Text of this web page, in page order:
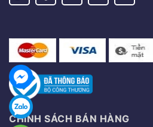
CHÍNH SÁCH BÁN HÀNG